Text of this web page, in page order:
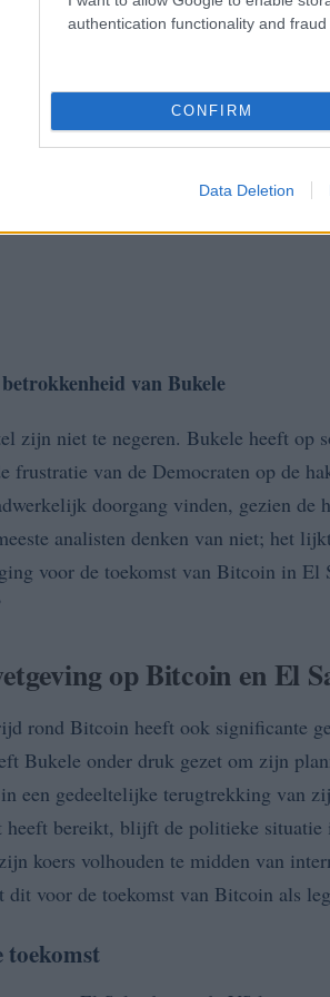
authentication functionality and
CONFIRM
Data Deletion
van Bukele
zijn niet te negeren. Bukele heeft op
frustratie van de Democraten op de
doorgang vinden, gezien de
analisten denken van niet; het
voor de toekomst van Bitcoin in El
op Bitcoin en El
rond Bitcoin heeft ook significante
Bukele onder druk gezet om zijn
een gedeeltelijke terugtrekking van
heeft bereikt, blijft de politieke situatie
koers volhouden te midden van
dit voor de toekomst van Bitcoin als
toekomst